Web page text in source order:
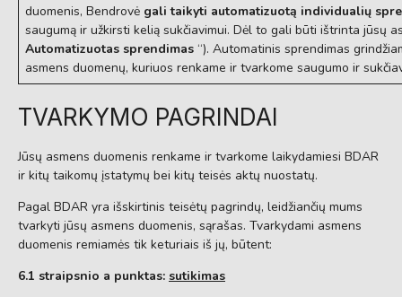
duomenis, Bendrovė gali taikyti automatizuotą individualių
saugumą ir užkirsti kelią sukčiavimui. Dėl to gali būti ištrinta jūsų
Automatizuotas sprendimas “). Automatinis sprendimas
asmens duomenų, kuriuos renkame ir tvarkome saugumo ir
TVARKYMO PAGRINDAI
Jūsų asmens duomenis renkame ir tvarkome laikydamiesi BDAR
ir kitų taikomų įstatymų bei kitų teisės aktų nuostatų.
Pagal BDAR yra išskirtinis teisėtų pagrindų, leidžiančių mums
tvarkyti jūsų asmens duomenis, sąrašas. Tvarkydami asmens
duomenis remiamės tik keturiais iš jų, būtent:
6.1 straipsnio a punktas: sutikimas